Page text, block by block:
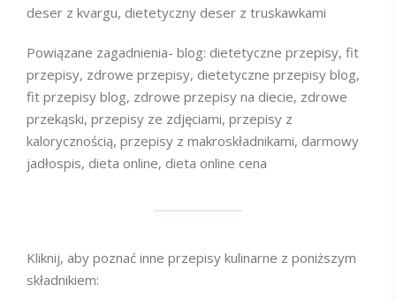
deser z kvargu, dietetyczny deser z truskawkami
Powiązane zagadnienia- blog: dietetyczne przepisy, fit
przepisy, zdrowe przepisy, dietetyczne przepisy blog,
fit przepisy blog, zdrowe przepisy na diecie, zdrowe
przekąski, przepisy ze zdjęciami, przepisy z
kalorycznością, przepisy z makroskładnikami, darmowy
jadłospis, dieta online, dieta online cena
Kliknij, aby poznać inne przepisy kulinarne z poniższym
składnikiem: